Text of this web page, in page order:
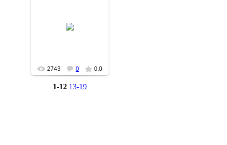
2012-05-11
2743 0 0.0
1-12 13-19